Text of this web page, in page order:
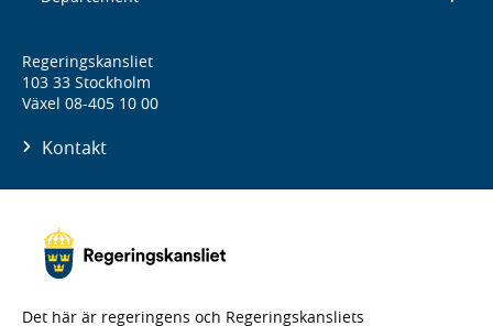
Regeringskansliet
103 33 Stockholm
Växel 08-405 10 00
Kontakt
Det här är regeringens och Regeringskansliets